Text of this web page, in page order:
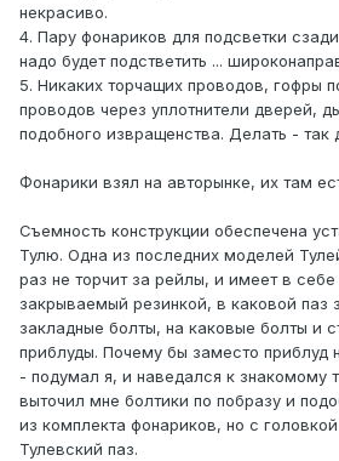
некрасиво.
4. Пару фонариков для подсветки
надо будет подстветить ...
5. Никаких торчащих проводов, гофры
проводов через уплотнители дверей,
подобного извращенства. Делать - так
Фонарики взял на авторынке, их там
Съемность конструкции обеспечена
Тулю. Одна из последних моделей
раз не торчит за рейлы, и имеет в
закрываемый резинкой, в каковой паз
закладные болты, на каковые болты и
приблуды. Почему бы заместо приблуд
- подумал я, и наведался к знакомому
выточил мне болтики по побразу и
из комплекта фонариков, но с
Тулевский паз.